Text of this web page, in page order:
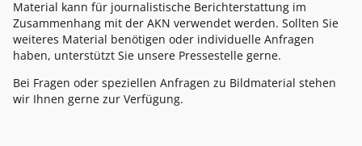
Material kann für journalistische Berichterstattung im
Zusammenhang mit der AKN verwendet werden. Sollten Sie
weiteres Material benötigen oder individuelle Anfragen
haben, unterstützt Sie unsere Pressestelle gerne.
Bei Fragen oder speziellen Anfragen zu Bildmaterial stehen
wir Ihnen gerne zur Verfügung.